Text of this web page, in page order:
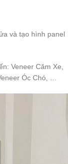
và tạo hình panel
Veneer Căm Xe,
Óc Chó, …